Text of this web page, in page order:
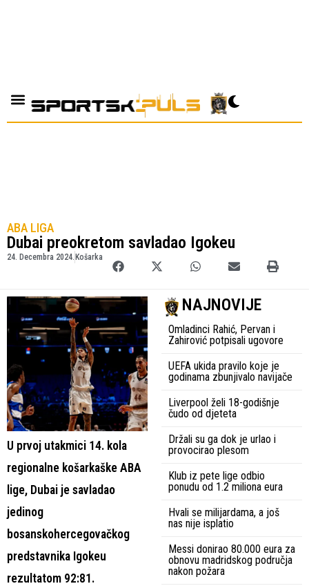
ABA LIGA
Dubai preokretom savladao Igokeu
24. Decembra 2024. Košarka
U prvoj utakmici 14. kola
regionalne košarkaške ABA
lige, Dubai je savladao
jedinog
bosanskohercegovačkog
predstavnika Igokeu
rezultatom 92:81.
NAJNOVIJE
Omladinci Rahić, Pervan i
Zahirović potpisali ugovore
UEFA ukida pravilo koje je
godinama zbunjivalo navijače
Liverpool želi 18-godišnje
čudo od djeteta
Držali su ga dok je urlao i
provocirao plesom
Klub iz pete lige odbio
ponudu od 1.2 miliona eura
Hvali se milijardama, a još
nas nije isplatio
Messi donirao 80.000 eura za
obnovu madridskog područja
nakon požara